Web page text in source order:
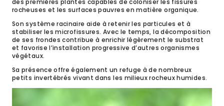
des premières plantes capables de coloniser les fissures
rocheuses et les surfaces pauvres en matière organique.
Son système racinaire aide à retenir les particules et à
stabiliser les microfissures. Avec le temps, la décomposition
de ses frondes contribue à enrichir légèrement le substrat
et favorise l’installation progressive d’autres organismes
végétaux.
Sa présence offre également un refuge à de nombreux
petits invertébrés vivant dans les milieux rocheux humides.